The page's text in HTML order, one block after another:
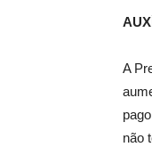
A
não